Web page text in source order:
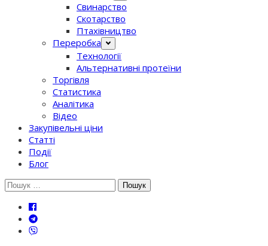
Свинарство
Скотарство
Птахівництво
Переробка
Технології
Альтернативні протеїни
Торгівля
Статистика
Аналітика
Відео
Закупівельні ціни
Статті
Події
Блог
Шукати: